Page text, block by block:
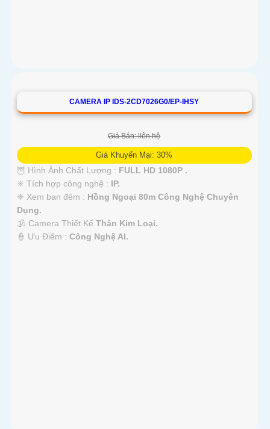
CAMERA IP IDS-2CD7026G0/EP-IHSY
Giá Bán: liên hệ
Giá Khuyến Mại: 30%
🦉 Hình Ành Chất Lượng : FULL HD 1080P .
✳️ Tích hợp công nghệ : IP.
❈ Xem ban đêm : Hồng Ngoại 80m Công Nghệ Chuyên
Dụng.
🕉️ Camera Thiết Kế Thân Kim Loại.
️👮 Ưu Điểm : Công Nghệ AI.